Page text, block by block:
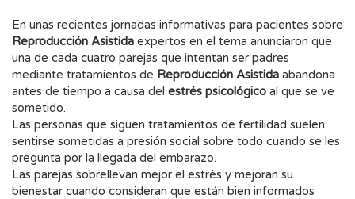
En unas recientes jornadas informativas para pacientes sobre
Reproducción Asistida expertos en el tema anunciaron que
una de cada cuatro parejas que intentan ser padres
mediante tratamientos de Reproducción Asistida abandona
antes de tiempo a causa del estrés psicológico al que se ve
sometido.
Las personas que siguen tratamientos de fertilidad suelen
sentirse sometidas a presión social sobre todo cuando se les
pregunta por la llegada del embarazo.
Las parejas sobrellevan mejor el estrés y mejoran su
bienestar cuando consideran que están bien informados